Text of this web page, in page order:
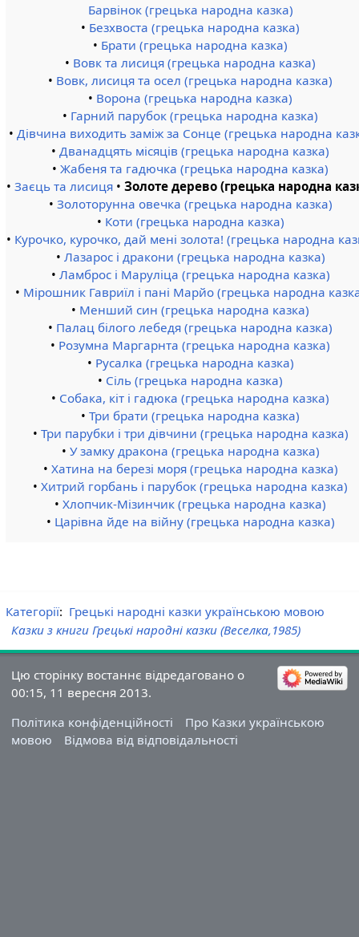
Барвінок (грецька народна казка)
• Безхвоста (грецька народна казка)
• Брати (грецька народна казка)
• Вовк та лисиця (грецька народна казка)
• Вовк, лисиця та осел (грецька народна казка)
• Ворона (грецька народна казка)
• Гарний парубок (грецька народна казка)
• Дівчина виходить заміж за Сонце (грецька народна
• Дванадцять місяців (грецька народна казка)
•Жабеня та гадючка (грецька народна казка)
•Заєць та лисиця •Золоте дерево (грецька народна
• Золоторунна овечка (грецька народна казка)
• Коти (грецька народна казка)
• Курочко, курочко, дай мені золота! (грецька народна
• Лазарос і дракони (грецька народна казка)
• Ламброс і Маруліца (грецька народна казка)
• Мірошник Гавриїл і пані Марйо (грецька народна
• Менший син (грецька народна казка)
• Палац білого лебедя (грецька народна казка)
• Розумна Маргарнта (грецька народна казка)
• Русалка (грецька народна казка)
• Сіль (грецька народна казка)
• Собака, кіт і гадюка (грецька народна казка)
•Три брати (грецька народна казка)
• Три парубки і три дівчини (грецька народна казка)
• У замку дракона (грецька народна казка)
• Хатина на березі моря (грецька народна казка)
•Хитрий горбань і парубок (грецька народна казка)
•Хлопчик-Мізинчик (грецька народна казка)
• Царівна йде на війну (грецька народна казка)
Категорії: Грецькі народні казки українською мовою
Казки з книги Грецькі народні казки (Веселка,1985)
Цю сторінку востаннє відредаговано о
00:15, 11 вересня 2013.
Політика конфіденційності
Про Казки українською
мовою
Відмова від відповідальності